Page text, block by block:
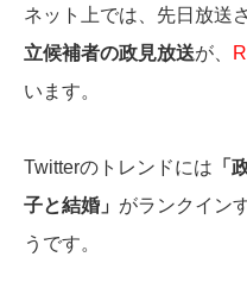
ネット上では、先日放送
立候補者の政見放送が、
います。
Twitterのトレンドには 「
子と結婚」 がランクイン
うです。